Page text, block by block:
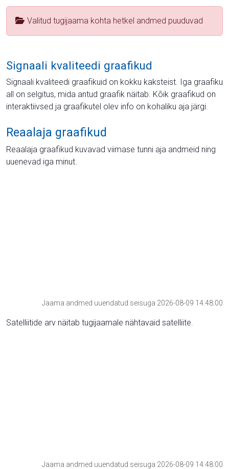
Valitud tugijaama kohta hetkel andmed puuduvad
Signaali kvaliteedi graafikud
Signaali kvaliteedi graafikuid on kokku kaksteist. Iga graafiku
all on selgitus, mida antud graafik näitab. Kõik graafikud on
interaktiivsed ja graafikutel olev info on kohaliku aja järgi.
Reaalaja graafikud
Reaalaja graafikud kuvavad viimase tunni aja andmeid ning
uuenevad iga minut.
Jaama andmed uuendatud seisuga 2026-08-09 14:48:00
Satelliitide arv näitab tugijaamale nähtavaid satelliite.
Jaama andmed uuendatud seisuga 2026-08-09 14:48:00